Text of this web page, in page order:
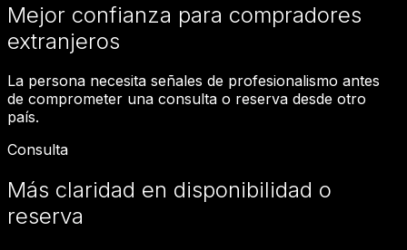
Mejor confianza para compradores
extranjeros
La persona necesita señales de profesionalismo antes
de comprometer una consulta o reserva desde otro
país.
Consulta
Más claridad en disponibilidad o
reserva